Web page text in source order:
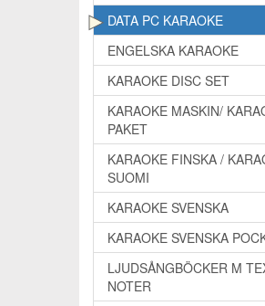
DATA PC KARAOKE
ENGELSKA KARAOKE
KARAOKE DISC SET
KARAOKE MASKIN/
PAKET
KARAOKE FINSKA /
SUOMI
KARAOKE SVENSKA
KARAOKE SVENSKA
LJUDSÅNGBÖCKER M
NOTER